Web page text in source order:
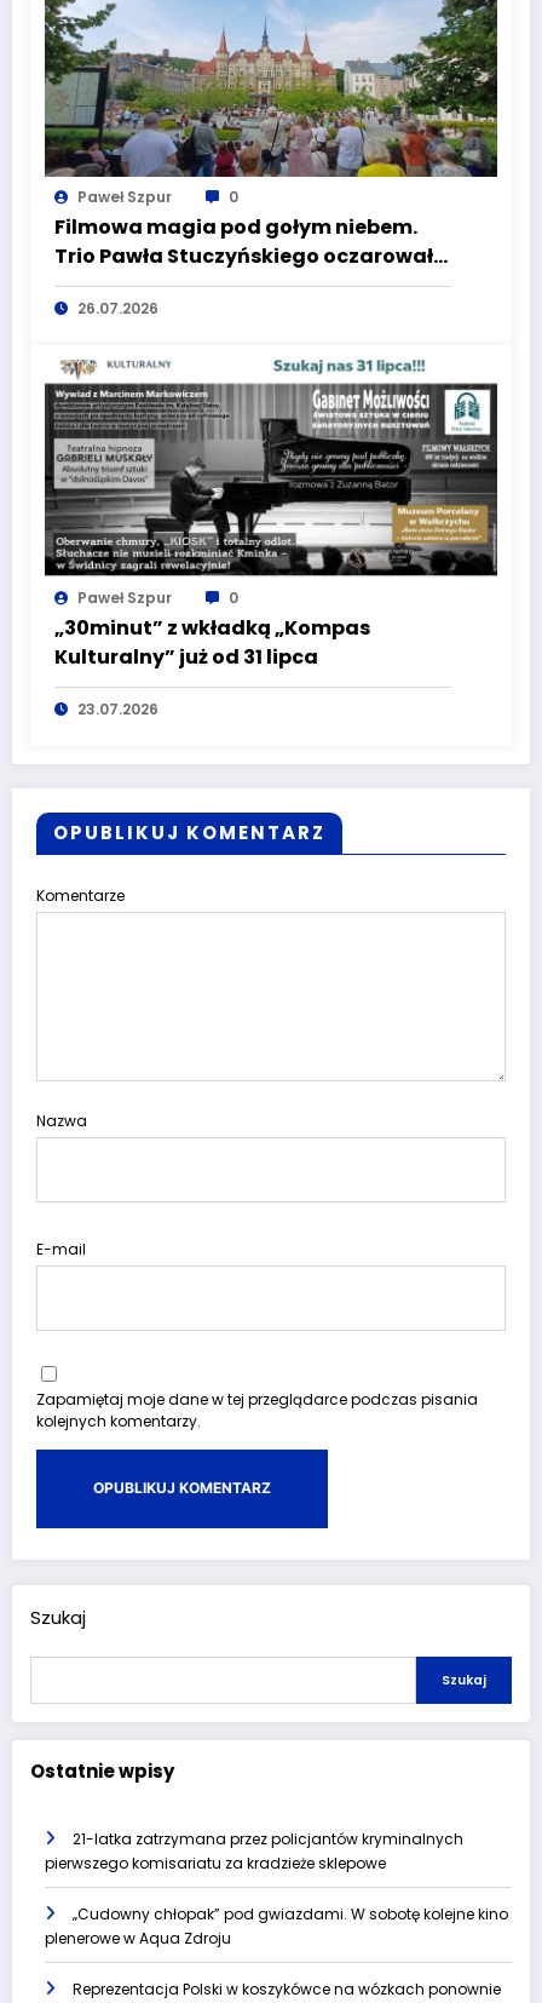
Paweł Szpur 0
Filmowa magia pod gołym niebem.
Trio Pawła Stuczyńskiego oczarowało
Plac Magistracki!
26.07.2026
Paweł Szpur 0
„30minut” z wkładką „Kompas
Kulturalny” już od 31 lipca
23.07.2026
OPUBLIKUJ KOMENTARZ
Komentarze
Nazwa
E-mail
Zapamiętaj moje dane w tej przeglądarce podczas pisania
kolejnych komentarzy.
Szukaj
Szukaj
Ostatnie wpisy
21-latka zatrzymana przez policjantów kryminalnych
pierwszego komisariatu za kradzieże sklepowe
„Cudowny chłopak” pod gwiazdami. W sobotę kolejne kino
plenerowe w Aqua Zdroju
Reprezentacja Polski w koszykówce na wózkach ponownie